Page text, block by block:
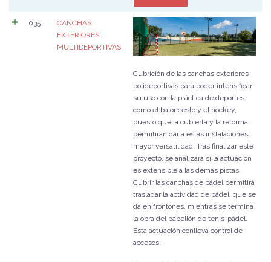
035
CANCHAS
EXTERIORES
MULTIDEPORTIVAS
Cubrición de las canchas exteriores
polideportivas para poder intensificar
su uso con la práctica de deportes
como el baloncesto y el hockey,
puesto que la cubierta y la reforma
permitirán dar a estas instalaciones
mayor versatilidad. Tras finalizar este
proyecto, se analizará si la actuación
es extensible a las demás pistas.
Cubrir las canchas de pádel permitirá
trasladar la actividad de pádel, que se
da en frontones, mientras se termina
la obra del pabellón de tenis-pádel.
Esta actuación conlleva control de
accesos.